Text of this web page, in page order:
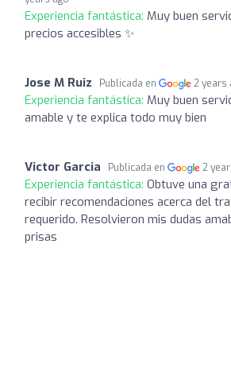
Experiencia fantástica: Muy buen
precios accesibles ✨
Jose M Ruiz Publicada en 2 years
Experiencia fantástica: Muy buen
amable y te explica todo muy bien
Victor Garcia Publicada en 2
Experiencia fantástica: Obtuve una
recibir recomendaciones acerca del
requerido. Resolvieron mis dudas
prisas